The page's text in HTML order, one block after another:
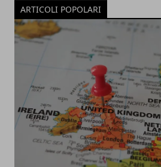
ARTICOLI POPOLARI